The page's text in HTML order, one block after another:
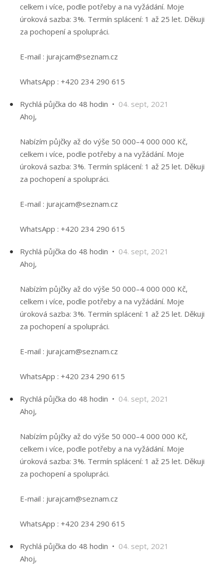
celkem i více, podle potřeby a na vyžádání. Moje
úroková sazba: 3%. Termín splácení: 1 až 25 let. Děkuji
za pochopení a spolupráci.
E-mail : jurajcam@seznam.cz
WhatsApp : +420 234 290 615
Rychlá půjčka do 48 hodin • 04. sept, 2021
Ahoj,
Nabízím půjčky až do výše 50 000–4 000 000 Kč,
celkem i více, podle potřeby a na vyžádání. Moje
úroková sazba: 3%. Termín splácení: 1 až 25 let. Děkuji
za pochopení a spolupráci.
E-mail : jurajcam@seznam.cz
WhatsApp : +420 234 290 615
Rychlá půjčka do 48 hodin • 04. sept, 2021
Ahoj,
Nabízím půjčky až do výše 50 000–4 000 000 Kč,
celkem i více, podle potřeby a na vyžádání. Moje
úroková sazba: 3%. Termín splácení: 1 až 25 let. Děkuji
za pochopení a spolupráci.
E-mail : jurajcam@seznam.cz
WhatsApp : +420 234 290 615
Rychlá půjčka do 48 hodin • 04. sept, 2021
Ahoj,
Nabízím půjčky až do výše 50 000–4 000 000 Kč,
celkem i více, podle potřeby a na vyžádání. Moje
úroková sazba: 3%. Termín splácení: 1 až 25 let. Děkuji
za pochopení a spolupráci.
E-mail : jurajcam@seznam.cz
WhatsApp : +420 234 290 615
Rychlá půjčka do 48 hodin • 04. sept, 2021
Ahoj,